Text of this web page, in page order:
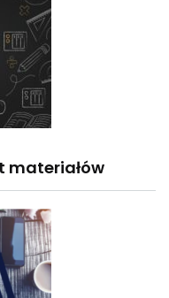
materiałów